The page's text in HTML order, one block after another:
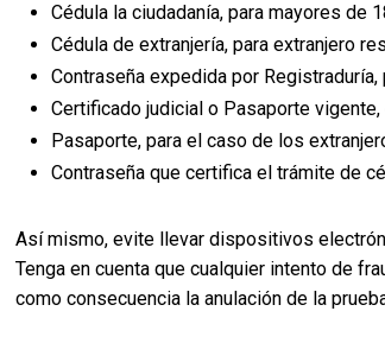
Cédula la ciudadanía, para mayores de
Cédula de extranjería, para extranjero
Contraseña expedida por
Certificado judicial o Pasaporte
Pasaporte, para el caso de los
Contraseña que certifica el trámite de
Así mismo, evite llevar dispositivos
Tenga en cuenta que cualquier intento de
como consecuencia la anulación de la